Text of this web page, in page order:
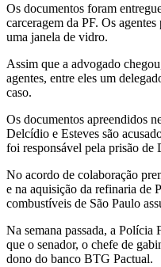
Os documentos foram
carceragem da PF. Os
uma janela de vidro.
Assim que a advogado
agentes, entre eles um
caso.
Os documentos apreendidos
Delcídio e Esteves são
foi responsável pela prisão de
No acordo de colaboração
e na aquisição da refinaria de
combustíveis de São Paulo
Na semana passada, a
que o senador, o chefe de
dono do banco BTG Pactual.